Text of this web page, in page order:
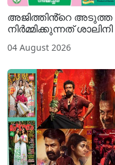
അജിത്തിൻ്റെ അടുത്ത
നിർമ്മിക്കുന്നത്
04 August 2026